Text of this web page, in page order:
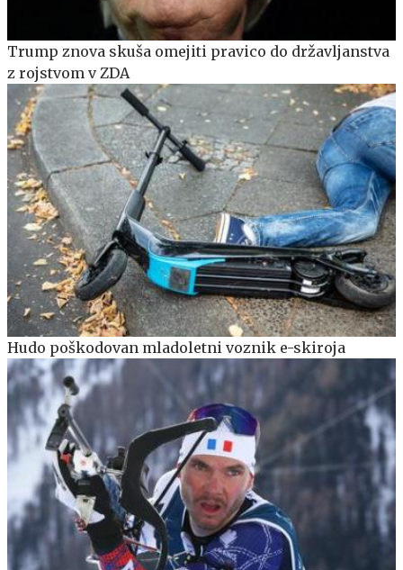
Trump znova skuša omejiti pravico do državljanstva
z rojstvom v ZDA
Hudo poškodovan mladoletni voznik e-skiroja